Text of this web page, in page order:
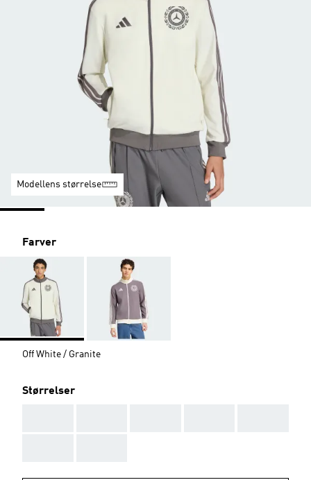
Modellens størrelse
Farver
Off White / Granite
Størrelser